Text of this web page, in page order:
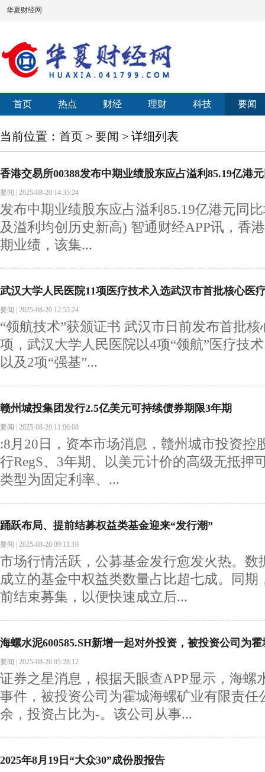
华夏财经网
首页 热点 财经 理财 科技 要闻
当前位置： 首页 > 要闻 > 详细列表
香港交易所00388发布中期业绩股东应占溢利85.19亿港
要闻 2025-08-20 14:35:24
发布中期业绩股东应占溢利85.19亿港元同
及溢利均创历史新高) 智通财经APP讯，香
期业绩，该集...
武汉大学人民医院11项医疗技术入选武汉市首批核心医
要闻 2025-08-20 12:55:24
“领航技术”获颁证书 武汉市日前发布首批
项，武汉大学人民医院以4项“领航”医疗技
以及2项“强基”...
赣州城投集团发行2.5亿美元可持续债券期限3年期
要闻 2025-08-20 11:06:08
:8月20日，资本市场消息，赣州城市投资控
行RegS、3年期、以美元计价的高级无抵押
类型为固定利率、...
踊跃布局、提前结募权益类基金迎来“发行潮”
要闻 2025-08-20 09:11:10
市场行情活跃，公募基金发行愈发火热。数
成立的基金中权益类数量占比超七成。同期
前结束募集，以便快速成立后...
海螺水泥600585.SH新增一起对外投资，被投资公司为
要闻 2025-08-20 05:28:12
证券之星消息，根据天眼查APP显示，海螺
事件，被投资公司为霍城海螺矿业有限责任
余，投资占比为-。该公司从事...
2025年8月19日“大众30”成份股报告